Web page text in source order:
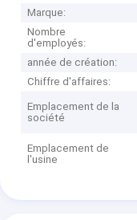
Marque:
Nombre
d'employés:
année de création:
Chiffre d'affaires:
Emplacement de la
société
Emplacement de
l'usine